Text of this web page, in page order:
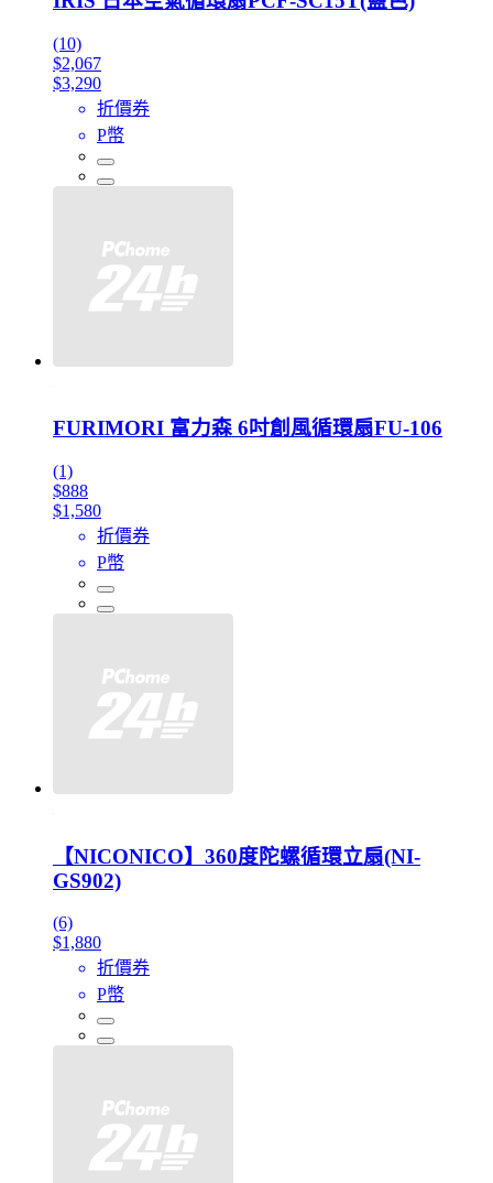
(10)
$2,067
$3,290
折價券
P幣
FURIMORI 富力森 6吋創風循環扇FU-106
(1)
$888
$1,580
折價券
P幣
【NICONICO】360度陀螺循環立扇(NI-
GS902)
(6)
$1,880
折價券
P幣